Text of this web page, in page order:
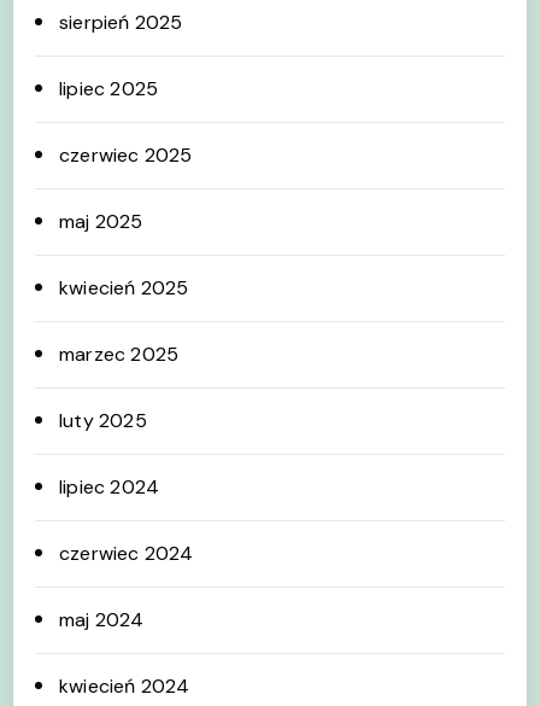
sierpień 2025
lipiec 2025
czerwiec 2025
maj 2025
kwiecień 2025
marzec 2025
luty 2025
lipiec 2024
czerwiec 2024
maj 2024
kwiecień 2024